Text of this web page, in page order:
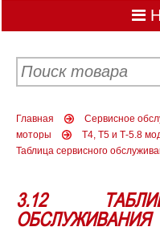
Главная Сервисное
моторы
Т4, Т5 и Т-5.8
Таблица сервисного
3.12
ОБСЛУЖИВАНИЯ